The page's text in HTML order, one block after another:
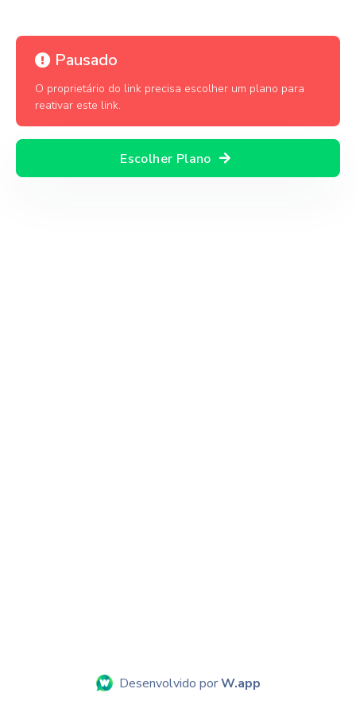
Pausado
O proprietário do link precisa escolher um plano para
reativar este link.
Escolher Plano
Desenvolvido porW.app